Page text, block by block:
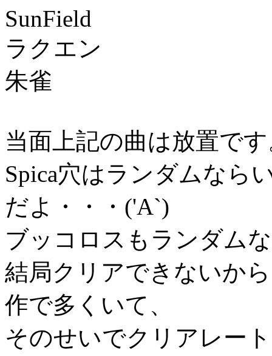
SunField
ラクエン
朱雀
当面上記の曲は放置で
Spica穴はランダムなら
だよ・・・('A`)
ブッコロスもランダム
結局クリアできないか
作で多くいて、
そのせいでクリアレー